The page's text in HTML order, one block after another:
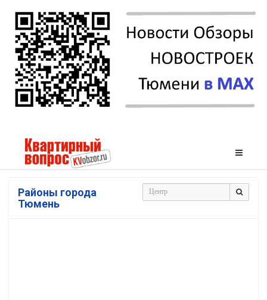
Районы города
Тюмень